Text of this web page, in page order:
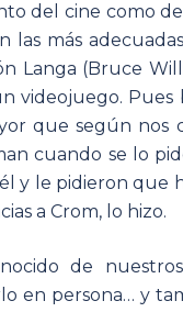
del cine como de
las más
Langa (Bruce
videojuego. Pues
que según nos
cuando se lo
y le pidieron que
a Crom, lo hizo.
de
en persona… y